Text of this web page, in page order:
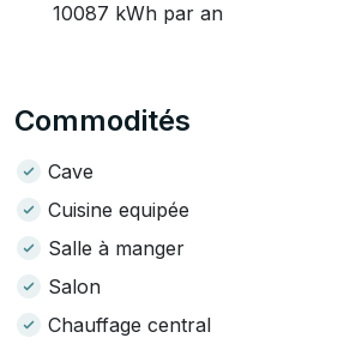
10087 kWh par an
Commodités
Cave
Cuisine equipée
Salle à manger
Salon
Chauffage central